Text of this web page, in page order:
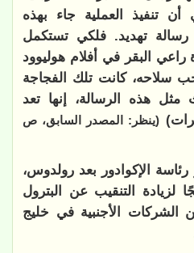
تنفيذ العملية جاء بهذه
رسالة تهديد. فلكي تستكمل
راعي البقر في أفلام هوليوود
سلاحه، كانت تلك الفجاجة
هذه الرسالة، إنها تعد
(ينظر: المصدر السابق، ص
رئاسة الإكوادور بعد رولدوس،
لزيادة التنقيب عن البترول
الشركات الأجنبية في خليج